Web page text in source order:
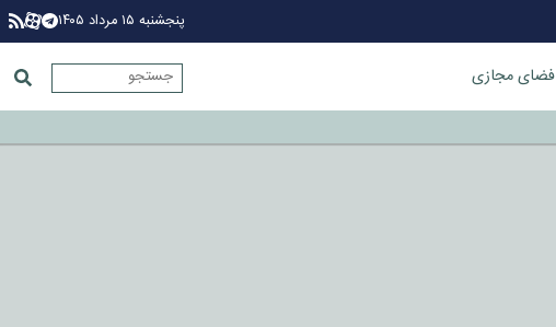
پنجشنبه ۱۵ مرداد ۱۴۰۵
فضای مجازی